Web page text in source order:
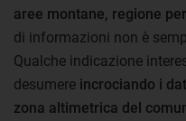
aree montane, regione
di informazioni non è
Qualche indicazione
desumere incrociando i
zona altimetrica del